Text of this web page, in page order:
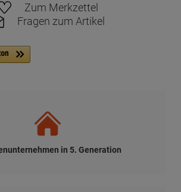
Zum Merkzettel
Fragen zum Artikel
in 5. Generation